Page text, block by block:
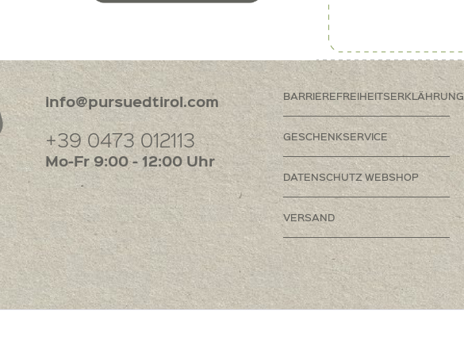
info@pursuedtirol.com
+39 0473 012113
Mo-Fr 9:00 - 12:00 Uhr
BARRIEREFREIHEITSERKLÄHRUNG
GESCHENKSERVICE
DATENSCHUTZ WEBSHOP
VERSAND